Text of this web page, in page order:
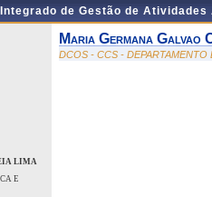
de Gestão de Atividades
LIMA
E
Maria Germana Galvao
DCOS - CCS -